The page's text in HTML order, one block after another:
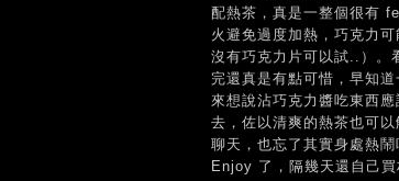
配熱茶，真是一整個很有
火避免過度加熱，巧克力
沒有巧克力片可以試..）。
完還真是有點可惜，早知
來想說沾巧克力醬吃東西
去，佐以清爽的熱茶也可
聊天，也忘了其實身處熱
Enjoy 了，隔幾天還自己